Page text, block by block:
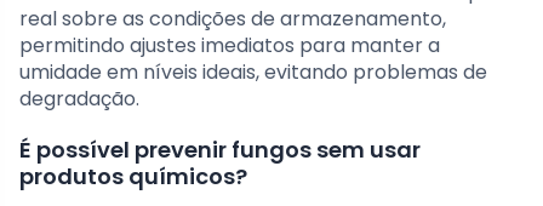
real sobre as condições de armazenamento,
permitindo ajustes imediatos para manter a
umidade em níveis ideais, evitando problemas de
degradação.
É possível prevenir fungos sem usar
produtos químicos?